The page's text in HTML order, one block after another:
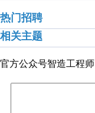
热门招聘
相关主题
官方公众号智造工程师